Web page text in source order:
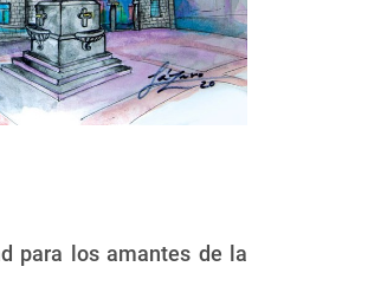
para los amantes de la